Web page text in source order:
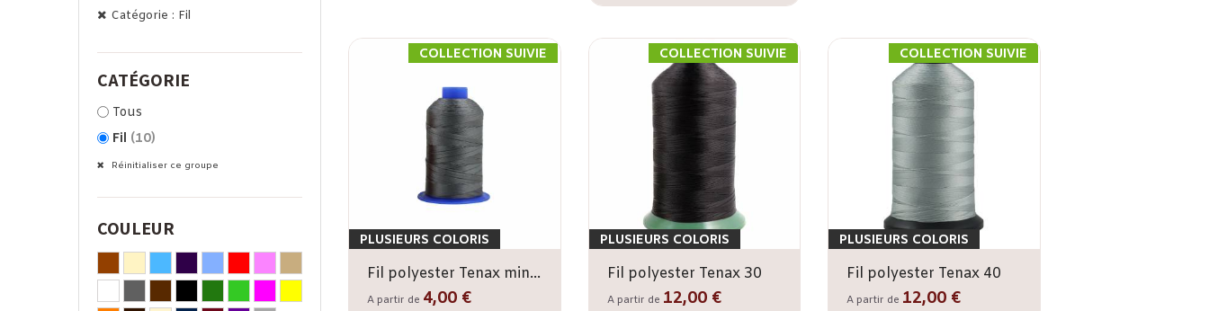
Catégorie : Fil
CATÉGORIE
Tous
Fil (10)
Réinitialiser ce groupe
COULEUR
PLUSIEURS COLORIS
COLLECTION SUIVIE
Fil polyester Tenax mini 30
A partir de 4,00 €
PLUSIEURS COLORIS
COLLECTION SUIVIE
Fil polyester Tenax 30
A partir de 12,00 €
PLUSIEURS COLORIS
COLLECTION SUIVIE
Fil polyester Tenax 40
A partir de 12,00 €